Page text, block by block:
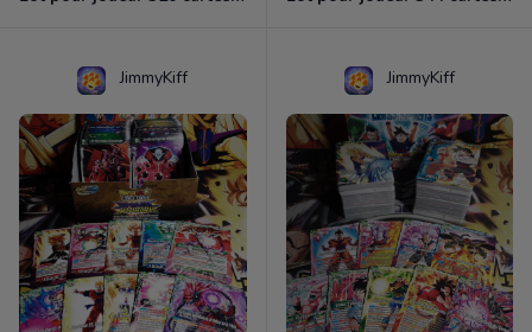
JimmyKiff JimmyKiff